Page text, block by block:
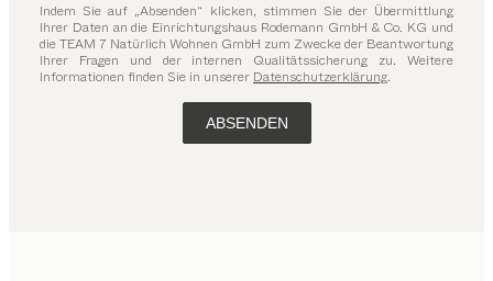
Indem Sie auf „Absenden“ klicken, stimmen Sie der Übermittlung
Ihrer Daten an die Einrichtungshaus Rodemann GmbH & Co. KG und
die TEAM 7 Natürlich Wohnen GmbH zum Zwecke der Beantwortung
Ihrer Fragen und der internen Qualitätssicherung zu. Weitere
Informationen finden Sie in unserer Datenschutzerklärung.
ABSENDEN